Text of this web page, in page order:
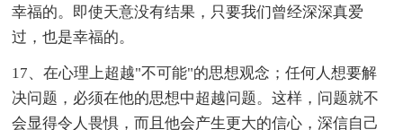
幸福的。即使天意没有结果，只要我们曾经深深真爱
过，也是幸福的。
17、在心理上超越"不可能"的思想观念；任何人想要解
决问题，必须在他的思想中超越问题。这样，问题就不
会显得令人畏惧，而且他会产生更大的信心，深信自己